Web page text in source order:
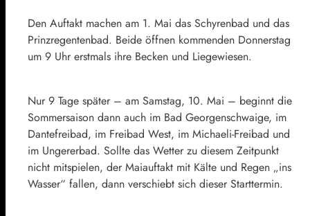
Den Auftakt machen am 1. Mai das Schyrenbad und das
Prinzregentenbad. Beide öffnen kommenden Donnerstag
um 9 Uhr erstmals ihre Becken und Liegewiesen.
Nur 9 Tage später – am Samstag, 10. Mai – beginnt die
Sommersaison dann auch im Bad Georgenschwaige, im
Dantefreibad, im Freibad West, im Michaeli-Freibad und
im Ungererbad. Sollte das Wetter zu diesem Zeitpunkt
nicht mitspielen, der Maiauftakt mit Kälte und Regen „ins
Wasser“ fallen, dann verschiebt sich dieser Starttermin.